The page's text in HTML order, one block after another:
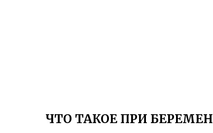
ЧТО ТАКОЕ ПРИ